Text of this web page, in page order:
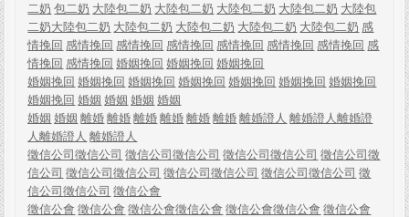
二奶 包二奶 大陸包二奶 大陸包二奶 大陸包二奶 大陸包二奶 大陸包
二奶大陸包二奶 大陸包二奶 大陸包二奶 大陸包二奶 大陸包二奶 感
情挽回 感情挽回 感情挽回 感情挽回 感情挽回 感情挽回 感情挽回 感
情挽回 感情挽回 婚姻挽回 婚姻挽回 婚姻挽回
婚姻挽回 婚姻挽回 婚姻挽回 婚姻挽回 婚姻挽回 婚姻挽回 婚姻挽回
婚姻挽回 婚姻 婚姻 婚姻 婚姻
婚姻 婚姻 離婚 離婚 離婚 離婚 離婚 離婚 離婚證人 離婚證人離婚證
人離婚證人 離婚證人
徵信公司徵信公司 徵信公司徵信公司 徵信公司徵信公司 徵信公司徵
信公司 徵信公司徵信公司 徵信公司徵信公司 徵信公司徵信公司 徵
信公司徵信公司 徵信公會
徵信公會 徵信公會 徵信公會徵信公會 徵信公會徵信公會 徵信公會